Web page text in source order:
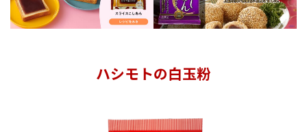
ハシモトの白玉粉